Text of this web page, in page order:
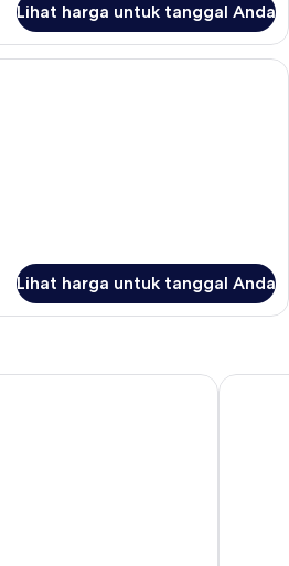
Lihat harga untuk tanggal Anda
Kamar Twin Panorama | Selimut
Lihat harga untuk tanggal Anda
Narita